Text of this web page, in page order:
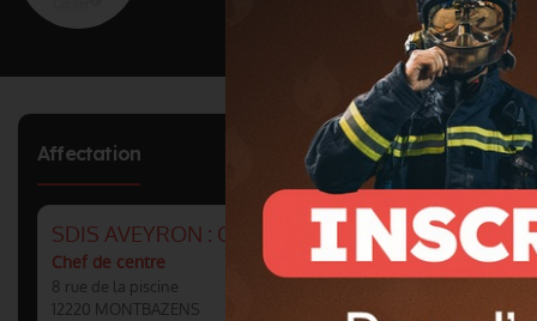
Affectation
SDIS AVEYRON : CS MONTBAZENS
Chef de centre
8 rue de la piscine
12220 MONTBAZENS